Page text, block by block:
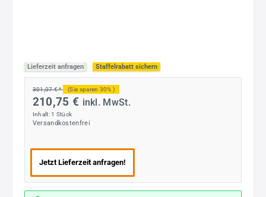
Lieferzeit anfragen Staffelrabatt sichern
301,07 € * (Sie sparen 30% )
210,75 € inkl. MwSt.
Inhalt: 1 Stück
Versandkostenfrei
Jetzt Lieferzeit anfragen!